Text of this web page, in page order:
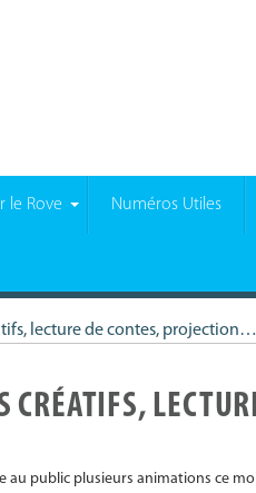
le Rove Numéros Utiles
lecture de contes, projection…
CRÉATIFS,
public plusieurs animations ce